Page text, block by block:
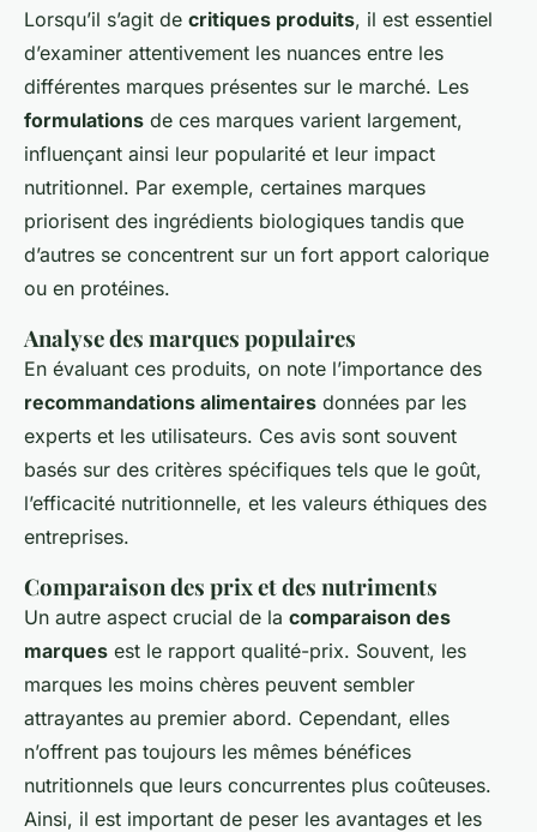
Lorsqu’il s’agit de critiques produits, il est essentiel
d’examiner attentivement les nuances entre les
différentes marques présentes sur le marché. Les
formulations de ces marques varient largement,
influençant ainsi leur popularité et leur impact
nutritionnel. Par exemple, certaines marques
priorisent des ingrédients biologiques tandis que
d’autres se concentrent sur un fort apport calorique
ou en protéines.
Analyse des marques populaires
En évaluant ces produits, on note l’importance des
recommandations alimentaires données par les
experts et les utilisateurs. Ces avis sont souvent
basés sur des critères spécifiques tels que le goût,
l’efficacité nutritionnelle, et les valeurs éthiques des
entreprises.
Comparaison des prix et des nutriments
Un autre aspect crucial de la comparaison des
marques est le rapport qualité-prix. Souvent, les
marques les moins chères peuvent sembler
attrayantes au premier abord. Cependant, elles
n’offrent pas toujours les mêmes bénéfices
nutritionnels que leurs concurrentes plus coûteuses.
Ainsi, il est important de peser les avantages et les